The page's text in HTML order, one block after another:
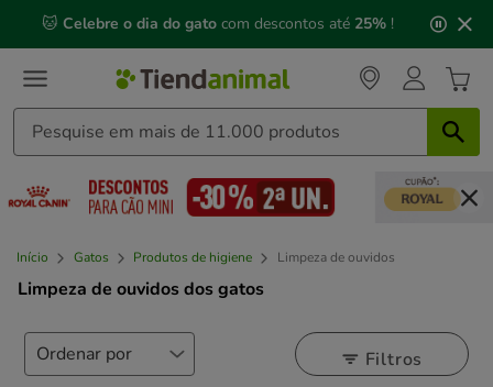
3,
mensagem,
📅 Compre até às 13h00 e receba a sua encomenda no
próximo dia útil⏰
Início Gatos Produtos de higiene Limpeza de ouvidos
Limpeza de ouvidos dos gatos
Filtros